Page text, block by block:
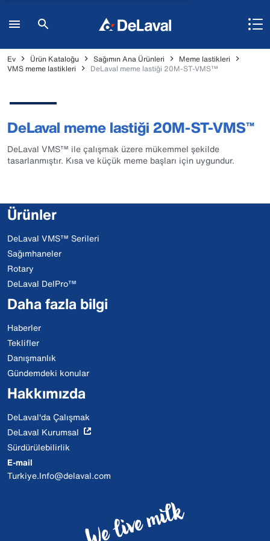
Ev Ürün Kataloğu Sağımın Ana Ürünleri
Meme lastikleri
VMS meme lastikleri
DeLaval meme lastiği 20M-ST-VMS™
DeLaval meme lastiği 20M-ST-VMS™
DeLaval VMS™ ile çalışmak üzere mükemmel şekilde
tasarlanmıştır. Kısa ve küçük meme başları için uygundur.
Ürünler
DeLaval VMS™ Serileri
Sağımhaneler
Rotary
DeLaval DelPro™
Daha fazla bilgi
Haberler
Teklifler
Danışmanlık
Gündemdeki konular
Hakkımızda
DeLaval'da Çalışmak
DeLaval Kurumsal
Sürdürülebilirlik
E-mail
Turkiye.Info@delaval.com